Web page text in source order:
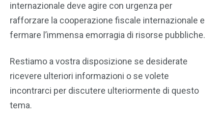
internazionale deve agire con urgenza per
rafforzare la cooperazione fiscale internazionale e
fermare l’immensa emorragia di risorse pubbliche.
Restiamo a vostra disposizione se desiderate
ricevere ulteriori informazioni o se volete
incontrarci per discutere ulteriormente di questo
tema.